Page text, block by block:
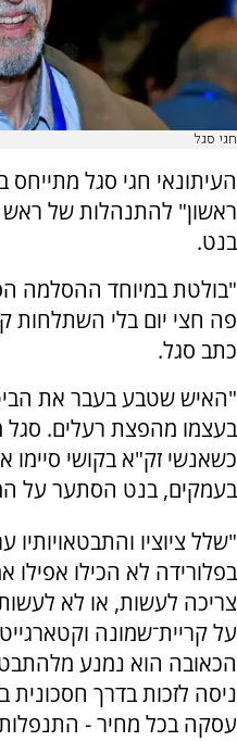
חגי סגל
העיתונאי חגי סגל מתייחס
ראשון" להתנהלות של
בנט.
"בולטת במיוחד ההסלמה
פה חצי יום בלי
כתב סגל.
"האיש שטבע בעבר את
בעצמו מהפצת רעלים. סגל
כשאנשי זק"א בקושי
בעמקים, בנט הסתער על
"שלל ציוציו
בפלורידה לא הכילו
צריכה לעשות, או לא
על קריית־שמונה
הכאובה הוא נמנע
ניסה לזכות בדרך
עסקה בכל מחיר -